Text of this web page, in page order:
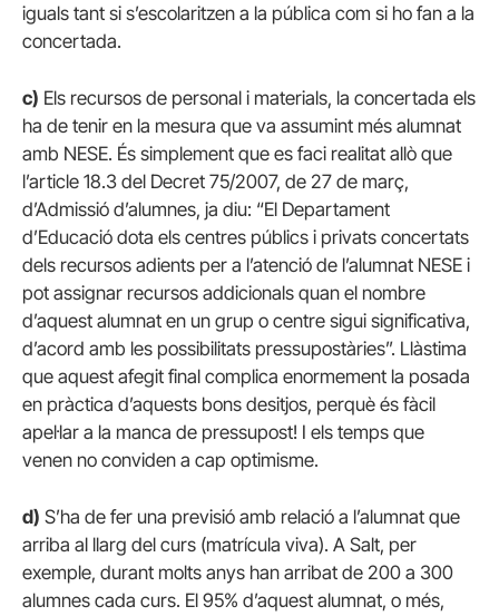
iguals tant si s’escolaritzen a la pública com si ho fan a la
concertada.
c) Els recursos de personal i materials, la concertada els
ha de tenir en la mesura que va assumint més alumnat
amb NESE. És simplement que es faci realitat allò que
l’article 18.3 del Decret 75/2007, de 27 de març,
d’Admissió d’alumnes, ja diu: “El Departament
d’Educació dota els centres públics i privats concertats
dels recursos adients per a l’atenció de l’alumnat NESE i
pot assignar recursos addicionals quan el nombre
d’aquest alumnat en un grup o centre sigui significativa,
d’acord amb les possibilitats pressupostàries”. Llàstima
que aquest afegit final complica enormement la posada
en pràctica d’aquests bons desitjos, perquè és fàcil
apel·lar a la manca de pressupost! I els temps que
venen no conviden a cap optimisme.
d) S’ha de fer una previsió amb relació a l’alumnat que
arriba al llarg del curs (matrícula viva). A Salt, per
exemple, durant molts anys han arribat de 200 a 300
alumnes cada curs. El 95% d’aquest alumnat, o més,